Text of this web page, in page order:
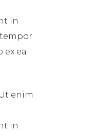
in
ea
enim
in